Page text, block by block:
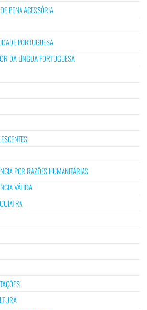
PENA ACESSÓRIA
PORTUGUESA
DA LÍNGUA PORTUGUESA
POR RAZÕES HUMANITÁRIAS
VÁLIDA